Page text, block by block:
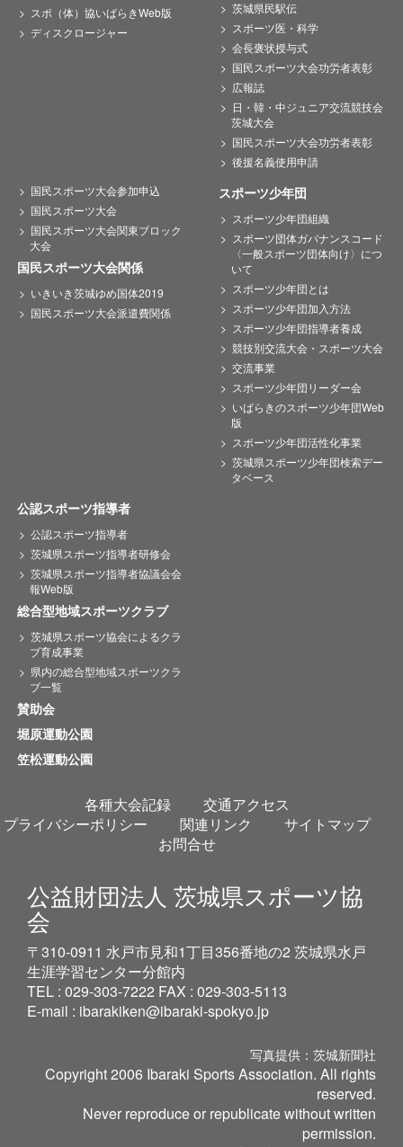
スポ（体）協いばらきWeb版
ディスクロージャー
茨城県民駅伝
スポーツ医・科学
会長褒状授与式
国民スポーツ大会功労者表彰
広報誌
日・韓・中ジュニア交流競技会
茨城大会
国民スポーツ大会功労者表彰
後援名義使用申請
国民スポーツ大会参加申込
国民スポーツ大会
国民スポーツ大会関東ブロック
大会
国民スポーツ大会関係
いきいき茨城ゆめ国体2019
国民スポーツ大会派遣費関係
スポーツ少年団
スポーツ少年団組織
スポーツ団体ガバナンスコード
〈一般スポーツ団体向け〉につ
いて
スポーツ少年団とは
スポーツ少年団加入方法
スポーツ少年団指導者養成
競技別交流大会・スポーツ大会
交流事業
スポーツ少年団リーダー会
いばらきのスポーツ少年団Web
版
スポーツ少年団活性化事業
茨城県スポーツ少年団検索デー
タベース
公認スポーツ指導者
公認スポーツ指導者
茨城県スポーツ指導者研修会
茨城県スポーツ指導者協議会会
報Web版
総合型地域スポーツクラブ
茨城県スポーツ協会によるクラ
ブ育成事業
県内の総合型地域スポーツクラ
ブ一覧
賛助会
堀原運動公園
笠松運動公園
各種大会記録
交通アクセス
プライバシーポリシー
関連リンク
サイトマップ
お問合せ
公益財団法人 茨城県スポーツ協
会
〒310-0911 水戸市見和1丁目356番地の2 茨城県水戸
生涯学習センター分館内
TEL : 029-303-7222 FAX : 029-303-5113
E-mail : ibarakiken@ibaraki-spokyo.jp
写真提供：茨城新聞社
Copyright 2006 Ibaraki Sports Association. All rights
reserved.
Never reproduce or republicate without written
permission.